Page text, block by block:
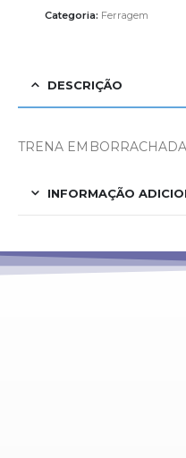
Categoria: Ferragem
DESCRIÇÃO
TRENA
INFORMAÇÃO